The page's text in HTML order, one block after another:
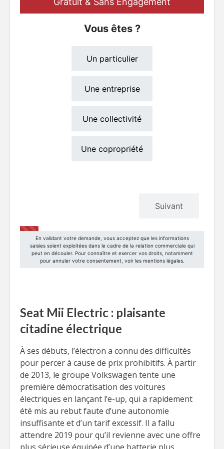
Seat Mii Electric : plaisante
citadine électrique
À ses débuts, l’électron a connu des difficultés
pour percer à cause de prix prohibitifs. À partir
de 2013, le groupe Volkswagen tente une
première démocratisation des voitures
électriques en lançant l’e-up, qui a rapidement
été mis au rebut faute d’une autonomie
insuffisante et d’un tarif excessif. Il a fallu
attendre 2019 pour qu’il revienne avec une offre